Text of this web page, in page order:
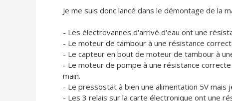
Je me suis donc lancé dans le démontage de la
- Les électrovannes d'arrivé d'eau ont une
- Le moteur de tambour à une résistance
- Le capteur en bout de moteur de tambour à
- Le moteur de pompe à une résistance
main.
- Le pressostat à bien une alimentation 5V mais
- Les 3 relais sur la carte électronique ont une